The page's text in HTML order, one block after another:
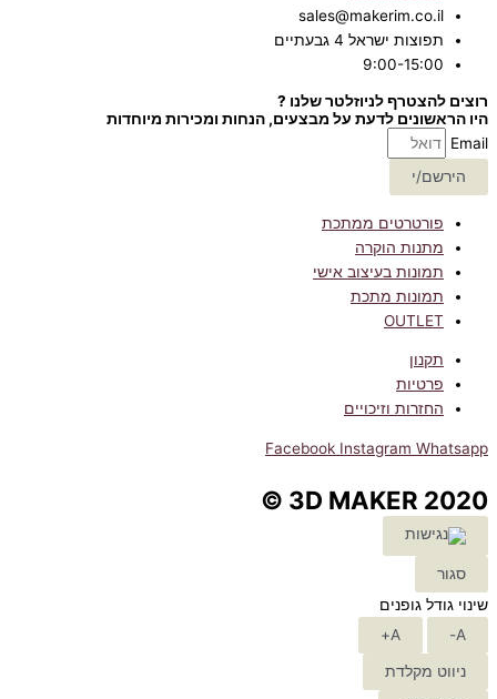
sales@makerim.co.il
תפוצות ישראל 4 גבעתיים
9:00-15:00
רוצים להצטרף לניוזלטר שלנו ?
היו הראשונים לדעת על מבצעים, הנחות ומכירות מיוחדות
Email
הירשם/י
פורטרטים ממתכת
מתנות הוקרה
תמונות בעיצוב אישי
תמונות מתכת
OUTLET
תקנון
פרטיות
החזרות וזיכויים
Facebook Instagram Whatsapp
3D MAKER 2020 ©
סגור
שינוי גודל גופנים
A-
A+
ניווט מקלדת